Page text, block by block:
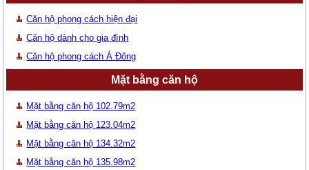
Căn hộ phong cách hiện đại
Căn hộ dành cho gia đình
Căn hộ phong cách Á Đông
Mặt bằng căn hộ
Mặt bằng căn hộ 102.79m2
Mặt bằng căn hộ 123.04m2
Mặt bằng căn hộ 134.32m2
Mặt bằng căn hộ 135.98m2